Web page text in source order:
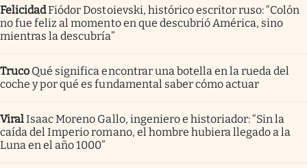
FelicidadFiódor Dostoievski, histórico escritor ruso: “Colón
no fue feliz al momento en que descubrió América, sino
mientras la descubría”
Truco Qué significa encontrar una botella en la rueda del
coche y por qué es fundamental saber cómo actuar
ViralIsaac Moreno Gallo, ingeniero e historiador: “Sin la
caída del Imperio romano, el hombre hubiera llegado a la
Luna en el año 1000”